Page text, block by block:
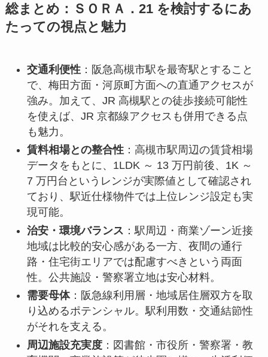
総まとめ：ＳＯＲＡ．21 を検討するにあ
たっての視点と魅力
交通利便性：阪急高槻市駅を最寄駅とすること
で、梅田方面・河原町方面への直通アクセスが
強み。加えて、JR 高槻駅との徒歩接続可能性
を使えば、JR 京都線アクセスも併用できる点
も魅力。
賃料相場との整合性：高槻市駅周辺の賃貸相場
データをもとに、1LDK ～ 13 万円前後、1K ～
7 万円台というレンジが実際値として確認され
ており、駅近仕様物件では上位レンジ設定も実
現可能。
治安・環境バランス ：駅周辺・商業ゾーン近接
地域は比較的安心感がある一方、夜間の通行
路・住宅街エリアでは配慮すべきという両面
性。公共施設・警察署立地は安心材料。
需要母体：阪急線利用層・地域居住層双方を取
り込めるポテンシャル。駅利用数・交通結節性
がそれを支える。
周辺施設充実度：図書館・市役所・警察署・教